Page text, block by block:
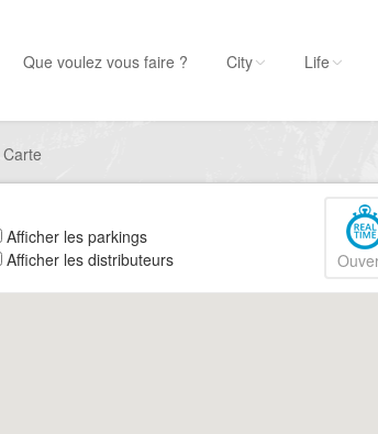
Que voulez vous faire ? City Life
Carte
Afficher les parkings
Afficher les distributeurs